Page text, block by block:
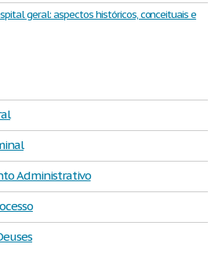
geral: aspectos históricos, conceituais e
Administrativo